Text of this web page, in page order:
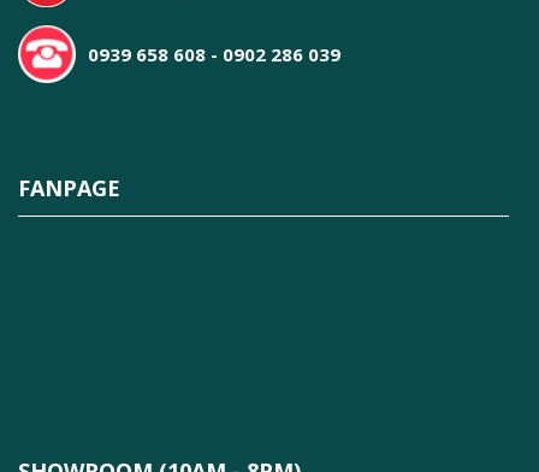
0939 658 608 - 0902 286 039
FANPAGE